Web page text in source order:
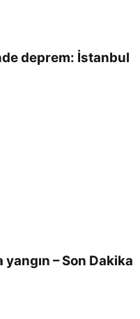
deprem: İstanbul
– Son Dakika